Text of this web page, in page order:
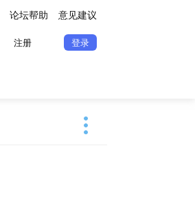
论坛帮助 意见建议
注册 登录